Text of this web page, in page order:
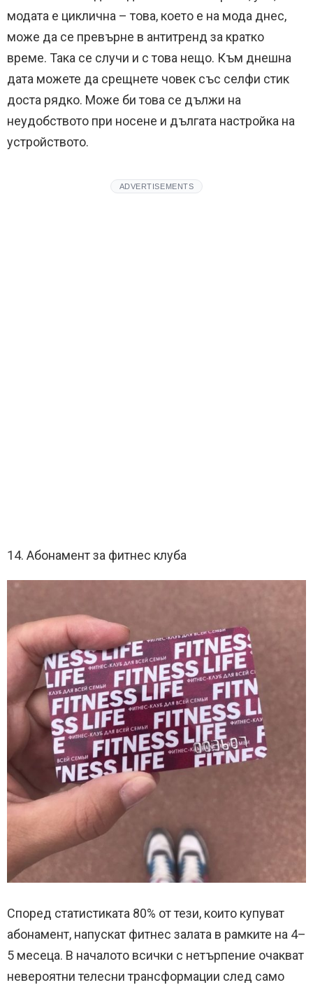
модата е циклична – това, което е на мода днес,
може да се превърне в антитренд за кратко
време. Така се случи и с това нещо. Към днешна
дата можете да срещнете човек със селфи стик
доста рядко. Може би това се дължи на
неудобството при носене и дългата настройка на
устройството.
ADVERTISEMENTS
14. Абонамент за фитнес клуба
Според статистиката 80% от тези, които купуват
абонамент, напускат фитнес залата в рамките на 4–
5 месеца. В началото всички с нетърпение очакват
невероятни телесни трансформации след само